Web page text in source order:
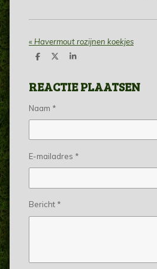
« Havermout rozijnen koekjes
D
e
n
D
l
S
r
e
REACTIE PLAATSEN
Naam *
E-mailadres *
Bericht *